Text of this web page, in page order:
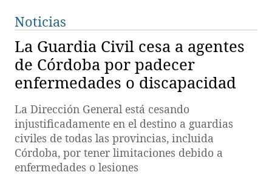
Noticias
La Guardia Civil cesa a agentes
de Córdoba por padecer
enfermedades o discapacidad
La Dirección General está cesando
injustificadamente en el destino a guardias
civiles de todas las provincias, incluida
Córdoba, por tener limitaciones debido a
enfermedades o lesiones